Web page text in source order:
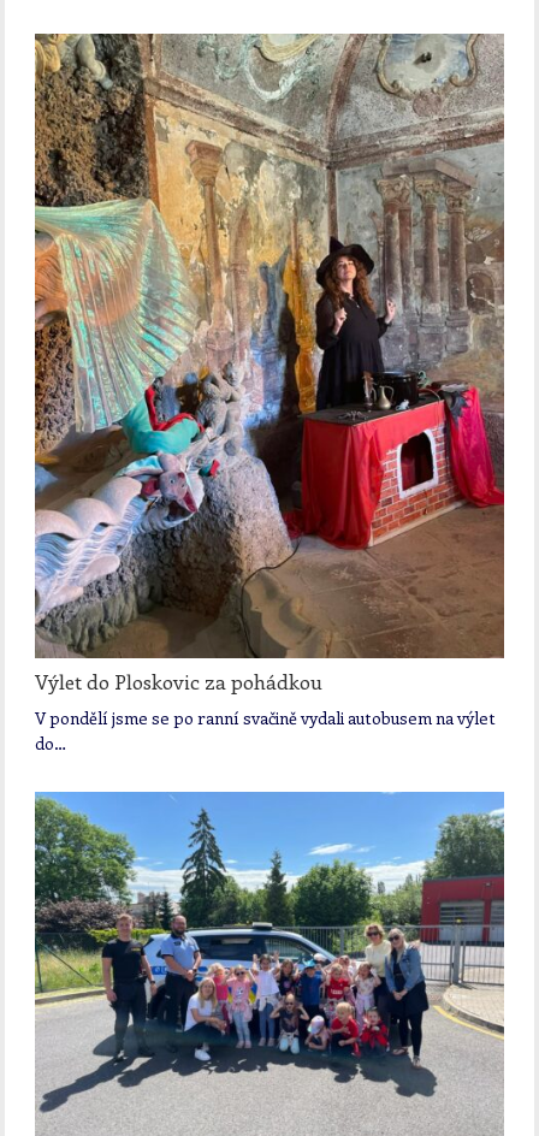
Výlet do Ploskovic za pohádkou
V pondělí jsme se po ranní svačině vydali autobusem na výlet
do…